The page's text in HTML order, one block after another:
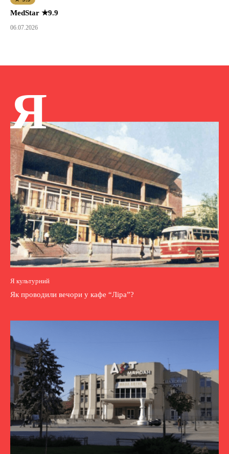
MedStar ★9.9
06.07.2026
Я
Я культурний
Як проводили вечори у кафе “Ліра”?